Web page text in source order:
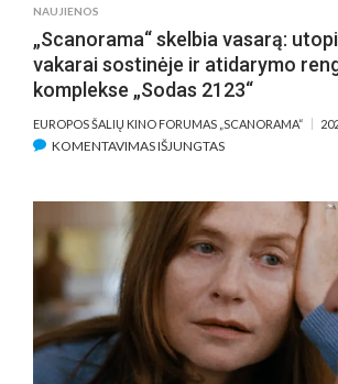
NAUJIENOS
„Scanorama“ skelbia vasarą:
vakarai sostinėje ir atidarymo
komplekse „Sodas 2123“
EUROPOS ŠALIŲ KINO FORUMAS „SCANORAMA“
KOMENTAVIMAS IŠJUNGTASĮRAŠE
UTOPIŠKI
KINO
VAKARAI
SOSTINĖJE
IR
ATIDARYMO
RENGINYS